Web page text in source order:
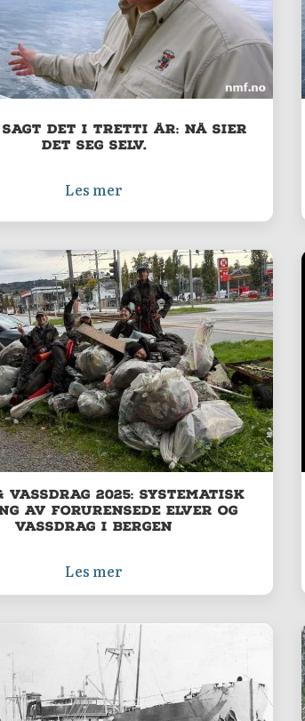
det i tretti år: Nå sier
det seg selv.
Les mer
Vassdrag 2025: Systematisk
av forurensede elver og
vassdrag i Bergen
Les mer